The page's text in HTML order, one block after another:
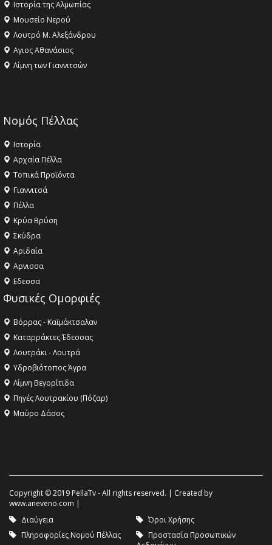
Ιστορία της Αλμωπίας
Μουσείο Νερού
Λουτρό Μ. Αλεξάνδρου
Αγιος Αθανάσιος
Λίμνη των Γιαννιτσών
Νομός Πέλλας
Ιστορία
Αρχαία Πέλλα
Τοπικά Προϊόντα
Γιαννιτσά
Πέλλα
Κρύα Βρύση
Σκύδρα
Αριδαία
Aρνισσα
Eδεσσα
Φυσικές Ομορφιές
Βόρρας - Καϊμάκτσαλαν
Καταρράκτες Έδεσσας
Λουτράκι - Λουτρά
Υδροβιότοπος Άγρα
Λίμνη Βεγορίτιδα
Πηγές Λουτρακίου (Πόζαρ)
Μαύρο Δάσος
Copyright © 2019 PellaTv - All rights reserved. | Created by
www.aneveno.com |
Διαύγεια
Όροι Χρήσης
Πληροφορίες Νομού Πέλλας
Προστασία Προσωπικών